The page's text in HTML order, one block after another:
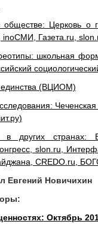
обществе: Церковь о
inoСМИ, Газета.ru,
школьная
единства (ВЦИОМ)
в других странах:
slon.ru,
CREDO.ru,
Евгений Новичихин
Октябрь